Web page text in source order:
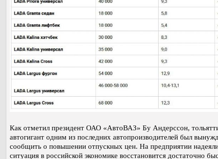
Как отметил президент ОАО «АвтоВАЗ» Бу Андерссон,
автогигант одним из последних автопроизводителей был
сообщить о повышении отпускных цен. На предприятии
ситуация в российской экономике восстановится достаточно